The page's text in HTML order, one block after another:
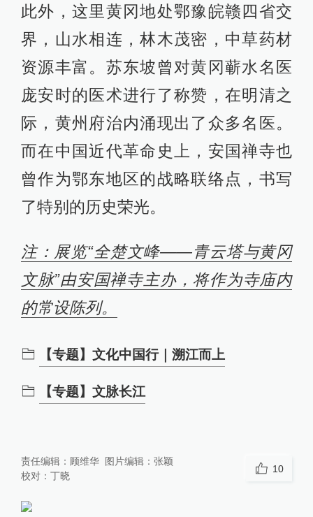
此外，这里黄冈地处鄂豫皖赣四省交
界，山水相连，林木茂密，中草药材
资源丰富。苏东坡曾对黄冈蕲水名医
庞安时的医术进行了称赞，在明清之
际，黄州府治内涌现出了众多名医。
而在中国近代革命史上，安国禅寺也
曾作为鄂东地区的战略联络点，书写
了特别的历史荣光。
注：展览“全楚文峰——青云塔与黄冈
文脉”由安国禅寺主办，将作为寺庙内
的常设陈列。
【专题】文化中国行｜溯江而上
【专题】文脉长江
责任编辑： 顾维华 图片编辑： 张颖
校对： 丁晓
10